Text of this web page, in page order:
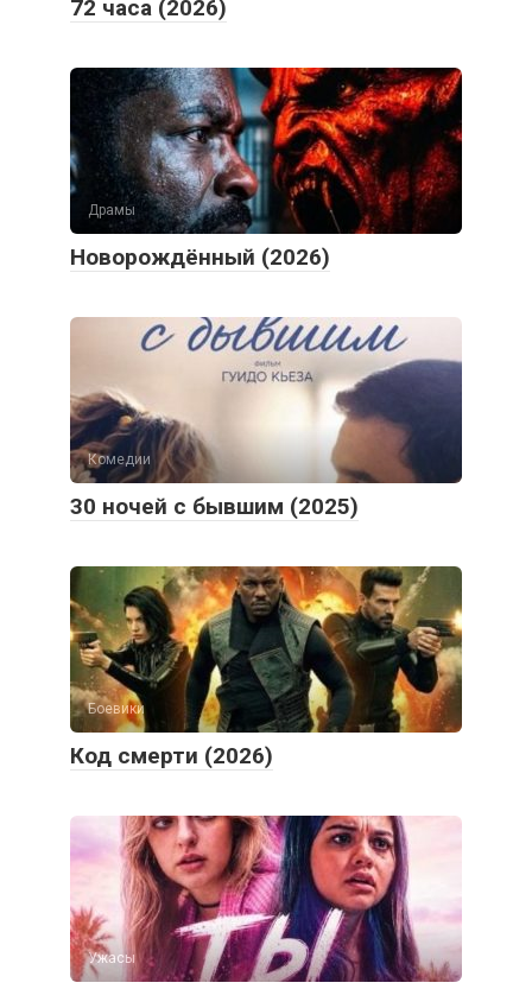
72 часа (2026)
Драмы
Новорождённый (2026)
Комедии
30 ночей с бывшим (2025)
Боевики
Код смерти (2026)
Ужасы